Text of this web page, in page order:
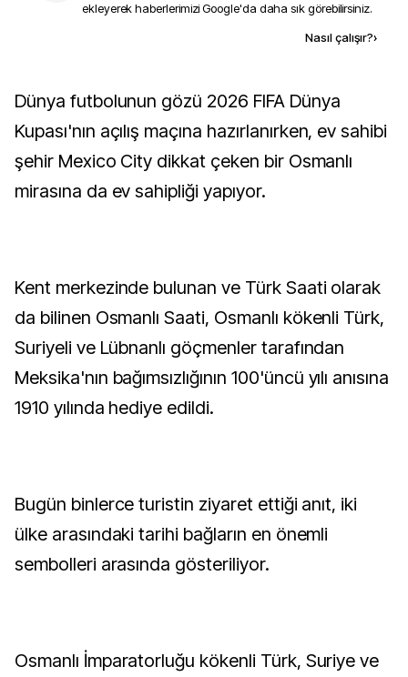
ekleyerek haberlerimizi Google'da daha sık görebilirsiniz.
Nasıl çalışır?›
Dünya futbolunun gözü 2026 FIFA Dünya
Kupası'nın açılış maçına hazırlanırken, ev sahibi
şehir Mexico City dikkat çeken bir Osmanlı
mirasına da ev sahipliği yapıyor.
Kent merkezinde bulunan ve Türk Saati olarak
da bilinen Osmanlı Saati, Osmanlı kökenli Türk,
Suriyeli ve Lübnanlı göçmenler tarafından
Meksika'nın bağımsızlığının 100'üncü yılı anısına
1910 yılında hediye edildi.
Bugün binlerce turistin ziyaret ettiği anıt, iki
ülke arasındaki tarihi bağların en önemli
sembolleri arasında gösteriliyor.
Osmanlı İmparatorluğu kökenli Türk, Suriye ve